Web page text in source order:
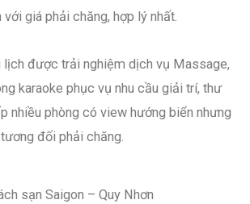
giá phải chăng, hợp lý nhất.
lịch được trải nghiệm dịch vụ Massage,
karaoke phục vụ nhu cầu giải trí, thư
nhiều phòng có view hướng biển nhưng
đối phải chăng.
sạn Saigon – Quy Nhơn